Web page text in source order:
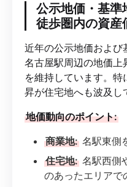
公示地価・基準
徒歩圏内の資産
近年の公示地価および
名古屋駅周辺の地価上
を維持しています。
昇が住宅地へも波及し
地価動向のポイント:
商業地: 名駅東側
住宅地: 名駅西側
のあったエリアで